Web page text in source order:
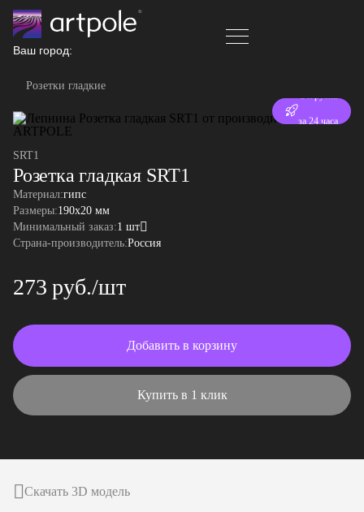
Ваш город:
Розетки гладкие
SRT1
Розетка гладкая SRT1
Материал:гипс
Размеры:190x20 мм
Минимальный заказ:1 шт
Страна-производитель:Россия
273 руб./шт
Добавить в корзину
Купить в 1 клик
Скачать 3D модель